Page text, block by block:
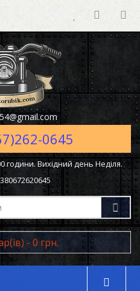
0645
години. Вихідний день Неділя.
- 0 грн.